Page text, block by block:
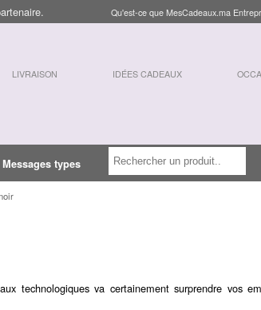
Qu'est-ce que MesCadeaux.ma
LIVRAISON IDÉES CADEAUX
Messages types
technologiques va certainement surprendre vos